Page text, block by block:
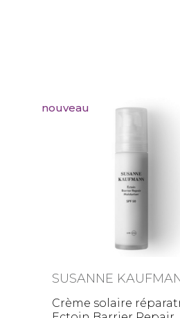
nouveau
SUSANNE
Crème solaire